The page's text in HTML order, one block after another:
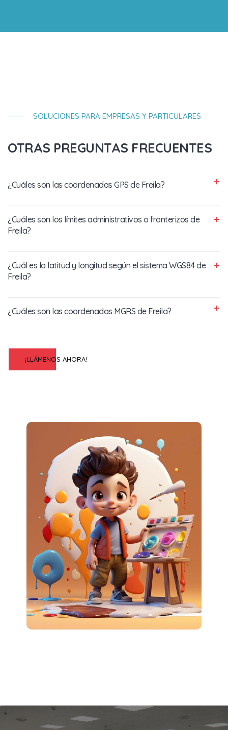
SOLUCIONES PARA EMPRESAS Y PARTICULARES
OTRAS PREGUNTAS FRECUENTES
¿Cuáles son las coordenadas GPS de Freila?
¿Cuáles son los límites administrativos o fronterizos de
Freila?
¿Cuál es la latitud y longitud según el sistema WGS84 de
Freila?
¿Cuáles son las coordenadas MGRS de Freila?
¡LLÁMENOS AHORA!